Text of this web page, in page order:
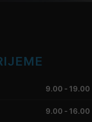
9.00 - 19.00
9.00 - 16.00